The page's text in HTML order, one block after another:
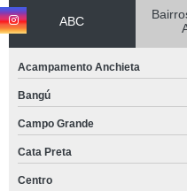
ABC
Acampamento Anchieta
Bangú
Campo Grande
Cata Preta
Centro